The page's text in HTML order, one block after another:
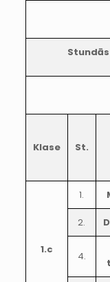
Klase St.
1.c
1.
2.
4.